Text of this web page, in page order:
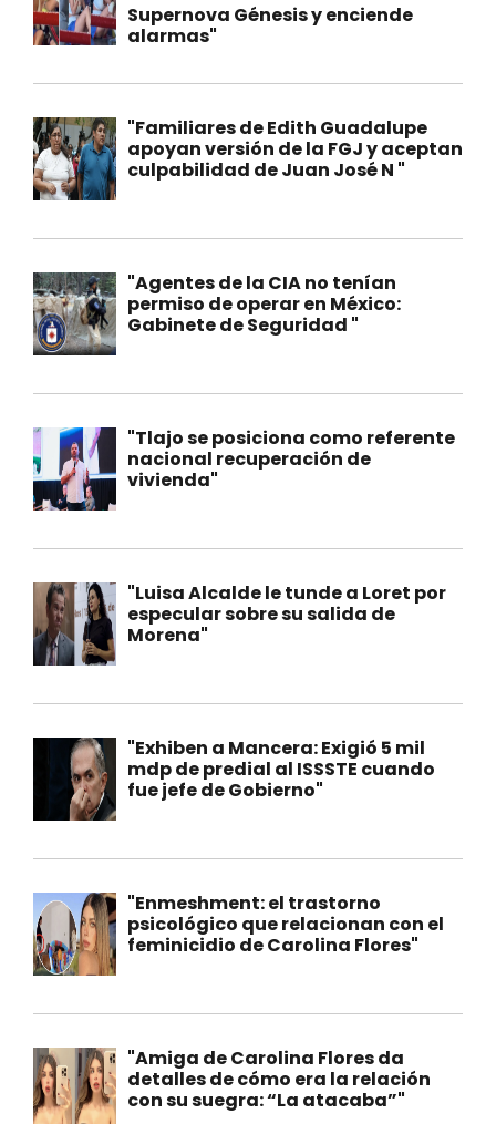
Supernova Génesis y enciende
alarmas"
"Familiares de Edith Guadalupe
apoyan versión de la FGJ y aceptan
culpabilidad de Juan José N "
"Agentes de la CIA no tenían
permiso de operar en México:
Gabinete de Seguridad "
"Tlajo se posiciona como referente
nacional recuperación de
vivienda"
"Luisa Alcalde le tunde a Loret por
especular sobre su salida de
Morena"
"Exhiben a Mancera: Exigió 5 mil
mdp de predial al ISSSTE cuando
fue jefe de Gobierno"
"Enmeshment: el trastorno
psicológico que relacionan con el
feminicidio de Carolina Flores"
"Amiga de Carolina Flores da
detalles de cómo era la relación
con su suegra: “La atacaba”"